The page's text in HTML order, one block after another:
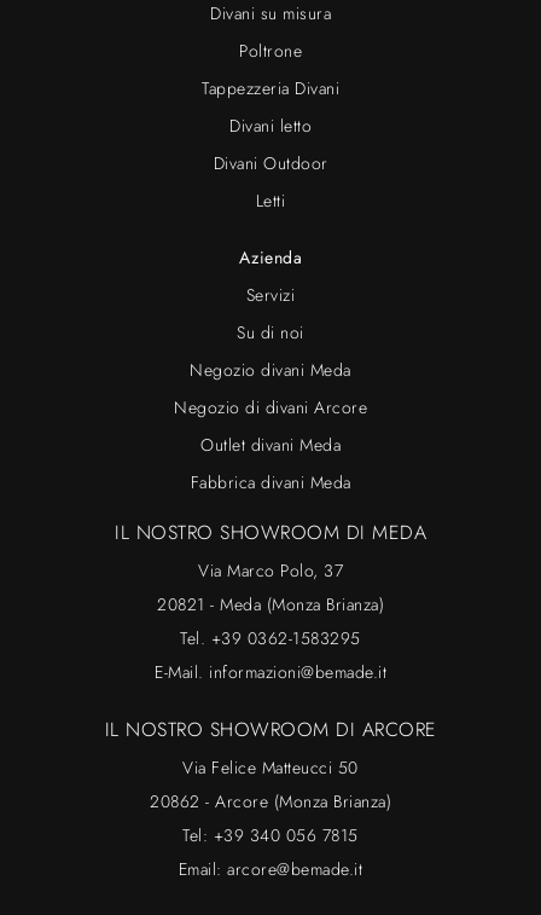
Divani su misura
Poltrone
Tappezzeria Divani
Divani letto
Divani Outdoor
Letti
Azienda
Servizi
Su di noi
Negozio divani Meda
Negozio di divani Arcore
Outlet divani Meda
Fabbrica divani Meda
IL NOSTRO SHOWROOM DI MEDA
Via Marco Polo, 37
20821 - Meda (Monza Brianza)
Tel. +39 0362-1583295
E-Mail. informazioni@bemade.it
IL NOSTRO SHOWROOM DI ARCORE
Via Felice Matteucci 50
20862 - Arcore (Monza Brianza)
Tel: +39 340 056 7815
Email:arcore@bemade.it